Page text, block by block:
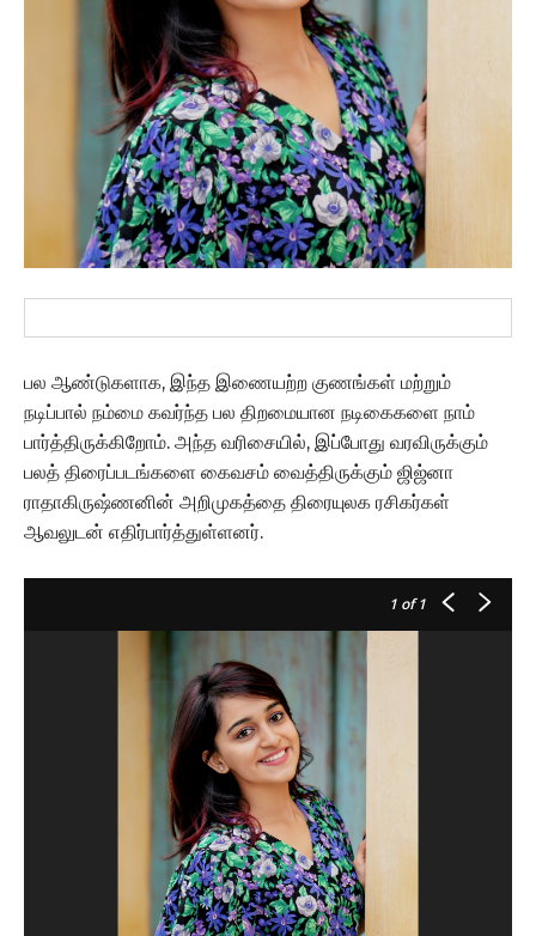
பல ஆண்டுகளாக, இந்த இணையற்ற குணங்கள் மற்றும்
நடிப்பால் நம்மை கவர்ந்த பல திறமையான நடிகைகளை நாம்
பார்த்திருக்கிறோம். அந்த வரிசையில், இப்போது வரவிருக்கும்
பலத் திரைப்படங்களை கைவசம் வைத்திருக்கும் ஜிஜ்னா
ராதாகிருஷ்ணனின் அறிமுகத்தை திரையுலக ரசிகர்கள்
ஆவலுடன் எதிர்பார்த்துள்ளனர்.
1 of 1